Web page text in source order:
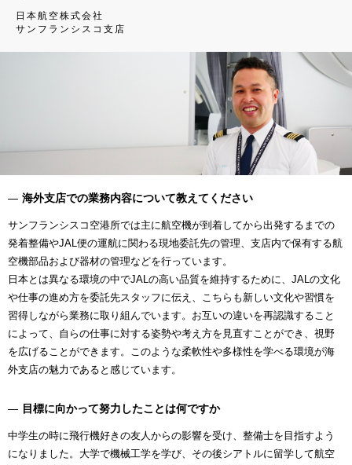
日本航空株式会社
サンフランシスコ支店
海外支店での業務内容について教えてください
サンフランシスコ空港所では主に航空機が到着してから出発するまでの
発着整備やJAL便の運航に関わる現地委託先の管理、支店内で保有する航
空機部品および器材の管理などを行っています。
日本とは異なる環境の中でJALの高い品質を維持するために、JALの文化
や仕事の進め方を委託先スタッフに伝え、こちらも新しい文化や習慣を
習得しながら業務に取り組んでいます。お互いの違いを再認識すること
によって、自らの仕事に対する姿勢や考え方を見直すことができ、視野
を広げることができます。このような柔軟性や多様性を学べる環境が海
外支店の魅力であると感じています。
目標に向かって努力したことは何ですか
中学生の時に飛行機好きの友人からの影響を受け、整備士を目指すよう
になりました。大学で機械工学を学び、その後シアトルに留学して航空